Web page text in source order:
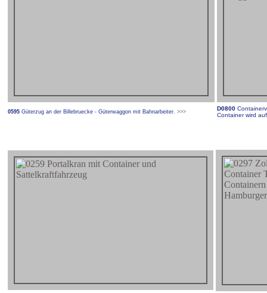
0595 Güterzug an der Billebruecke - Güterwaggon mit Bahnarbeiter. >>> D0800
Container wird